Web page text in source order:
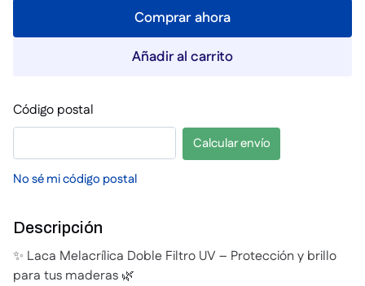
Comprar ahora
Añadir al carrito
Código postal
No sé mi código postal
Calcular envío
Descripción
✨ Laca Melacrílica Doble Filtro UV – Protección y brillo
para tus maderas 🌿